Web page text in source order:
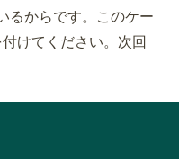
るからです。このケー
けてください。次回